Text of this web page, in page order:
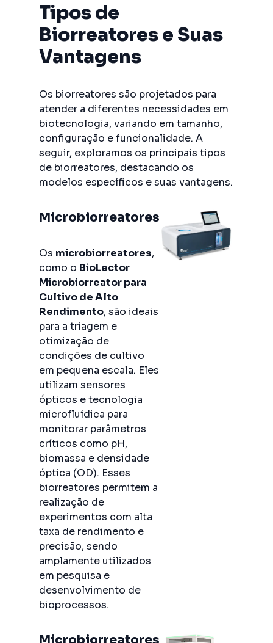
Tipos de
Biorreatores e Suas
Vantagens
Os biorreatores são projetados para
atender a diferentes necessidades em
biotecnologia, variando em tamanho,
configuração e funcionalidade. A
seguir, exploramos os principais tipos
de biorreatores, destacando os
modelos específicos e suas vantagens.
Microbiorreatores
Os microbiorreatores,
como o BioLector
Microbiorreator para
Cultivo de Alto
Rendimento, são ideais
para a triagem e
otimização de
condições de cultivo
em pequena escala. Eles
utilizam sensores
ópticos e tecnologia
microfluídica para
monitorar parâmetros
críticos como pH,
biomassa e densidade
óptica (OD). Esses
biorreatores permitem a
realização de
experimentos com alta
taxa de rendimento e
precisão, sendo
amplamente utilizados
em pesquisa e
desenvolvimento de
bioprocessos.